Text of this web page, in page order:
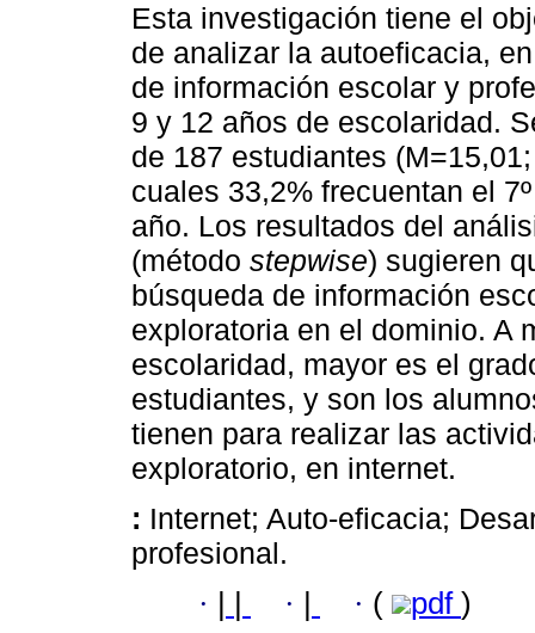
Esta investigación tiene el
de analizar la autoeficacia,
de información escolar y
9 y 12 años de escolaridad.
de 187 estudiantes
cuales 33,2% frecuentan el
año. Los resultados del
(método stepwise) sugieren
búsqueda de información
exploratoria en el dominio. A
escolaridad, mayor es el
estudiantes, y son los
tienen para realizar las
exploratorio, en internet.
: Internet; Auto-eficacia;
profesional.
· · · ( pdf )